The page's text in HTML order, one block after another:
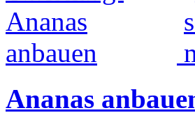
Ananas